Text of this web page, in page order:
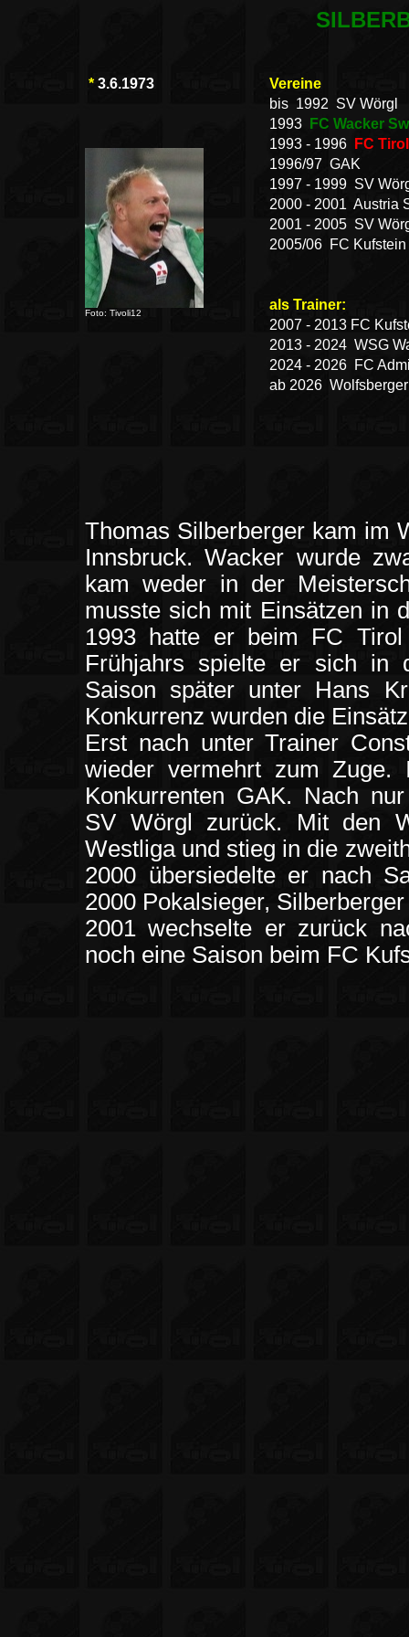
* 3.6.1973
Vereine
bis 1992 SV Wörgl
Foto: Tivoli12
1993
FC Wacker
1993 - 1996
FC
1996/97 GAK
1997 - 1999 SV
2000 - 2001 Austria
2001 - 2005 SV
2005/06 FC Kufstein
als Trainer:
2007 - 2013 FC
2013 - 2024 WSG
2024 - 2026 FC
ab 2026
Thomas Silberberger kam im
Innsbruck. Wacker wurde
kam weder in der
musste sich mit Einsätzen in
1993 hatte er beim FC
Frühjahrs spielte er sich in
Saison später unter Hans
Konkurrenz wurden die
Erst nach unter Trainer
wieder vermehrt zum
Konkurrenten GAK. Nach
SV Wörgl zurück. Mit den
Westliga und stieg in die
2000 übersiedelte er nach
2000 Pokalsieger,
2001 wechselte er zurück
noch eine Saison beim FC